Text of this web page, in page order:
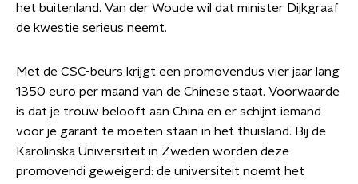
het buitenland. Van der Woude wil dat minister Dijkgraaf
de kwestie serieus neemt.
Met de CSC-beurs krijgt een promovendus vier jaar lang
1350 euro per maand van de Chinese staat. Voorwaarde
is dat je trouw belooft aan China en er schijnt iemand
voor je garant te moeten staan in het thuisland. Bij de
Karolinska Universiteit in Zweden worden deze
promovendi geweigerd: de universiteit noemt het